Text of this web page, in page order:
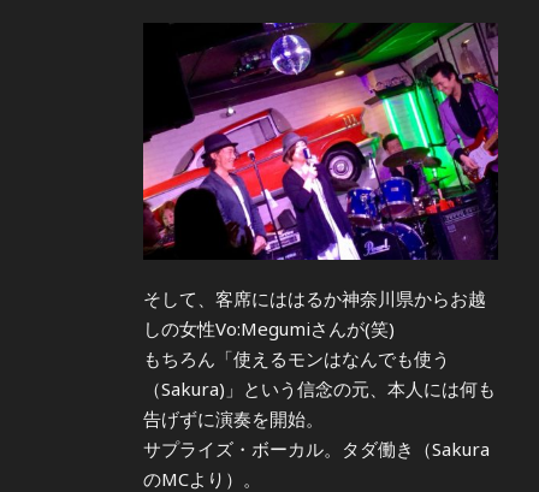
そして、客席にははるか神奈川県からお越
しの女性Vo:Megumiさんが(笑)
もちろん「使えるモンはなんでも使う
（Sakura)」という信念の元、本人には何も
告げずに演奏を開始。
サプライズ・ボーカル。タダ働き（Sakura
のMCより）。